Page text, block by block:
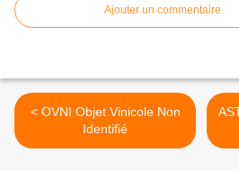
Ajouter un commentaire
< OVNI Objet Vinicole Non
Identifié